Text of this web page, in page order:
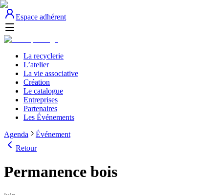
Espace adhérent
La recyclerie
L’atelier
La vie associative
Création
Le catalogue
Entreprises
Partenaires
Les Événements
Agenda
Événement
Retour
Permanence bois